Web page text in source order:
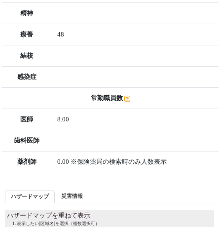
精神
療養 48
結核
感染症
常勤職員数
医師 8.00
歯科医師
薬剤師 0.00 ※保険薬局の検索時のみ人数表示
ハザードマップ 災害情報
ハザードマップを重ねて表示
表示したい[区域名]を選択（複数選択可）